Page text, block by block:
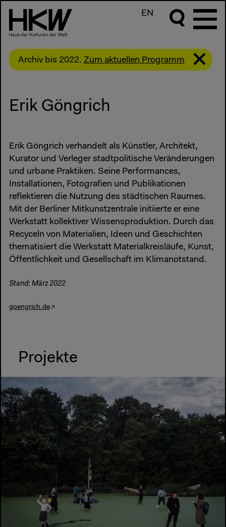
EN
Archiv bis 2022. Zum aktuellen Programm
Erik Göngrich
Erik Göngrich verhandelt als Künstler, Architekt,
Kurator und Verleger stadtpolitische Veränderungen
und urbane Praktiken. Seine Performances,
Installationen, Fotografien und Publikationen
reflektieren die Nutzung des städtischen Raumes.
Mit der Berliner Mitkunstzentrale initiierte er eine
Werkstatt kollektiver Wissensproduktion. Durch das
Recyceln von Materialien, Ideen und Geschichten
thematisiert die Werkstatt Materialkreisläufe, Kunst,
Öffentlichkeit und Gesellschaft im Klimanotstand.
Stand: März 2022
goengrich.de
Projekte